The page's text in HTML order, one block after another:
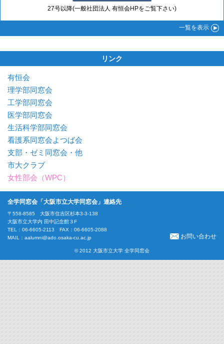
27号以降(一般社団法人 有恒会HPをご覧下さい)
一覧を表示
リンク
有恒会
理学部同窓会
工学部同窓会
医学部同窓会
生活科学部同窓会
看護系同窓会よつば会
支部・ゼミ同窓会・他
市大クラブ
女性部会（WPC）
全学同窓会「大阪市立大学同窓会」連絡先
〒558-8585 大阪市住吉区杉本3-3-138
大阪市立大学内 田中記念館３F
TEL：06-6605-2113 FAX：06-6605-2088
MAIL： aalumni@ado.osaka-cu.ac.jp お問い合わせ
© 2012 大阪市立大学 全学同窓会